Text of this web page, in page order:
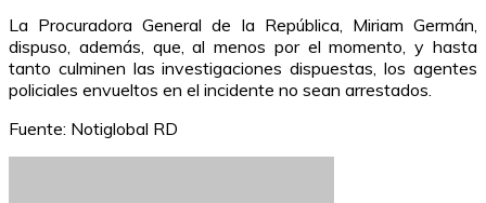
La Procuradora General de la República, Miriam Germán,
dispuso, además, que, al menos por el momento, y hasta
tanto culminen las investigaciones dispuestas, los agentes
policiales envueltos en el incidente no sean arrestados.
Fuente: Notiglobal RD